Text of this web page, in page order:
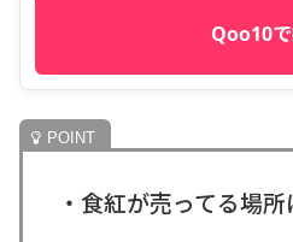
Qoo10
・食紅が売ってる場